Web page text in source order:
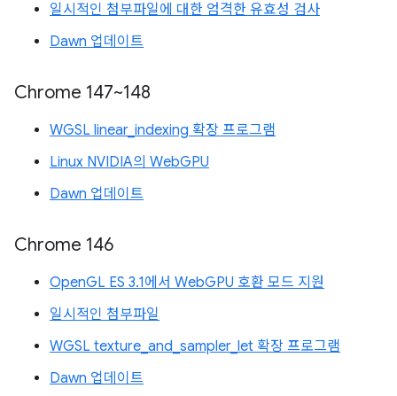
일시적인 첨부파일에 대한 엄격한 유효성 검사
Dawn 업데이트
Chrome 147~148
WGSL linear_indexing 확장 프로그램
Linux NVIDIA의 WebGPU
Dawn 업데이트
Chrome 146
OpenGL ES 3.1에서 WebGPU 호환 모드 지원
일시적인 첨부파일
WGSL texture_and_sampler_let 확장 프로그램
Dawn 업데이트